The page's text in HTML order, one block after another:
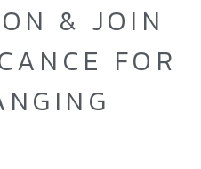
& JOIN
FOR